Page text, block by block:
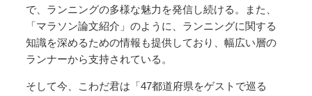
で、ランニングの多様な魅力を発信し続ける。また、
「マラソン論文紹介」のように、ランニングに関する
知識を深めるための情報も提供しており、幅広い層の
ランナーから支持されている。
そして今、こわだ君は「47都道府県をゲストで巡る